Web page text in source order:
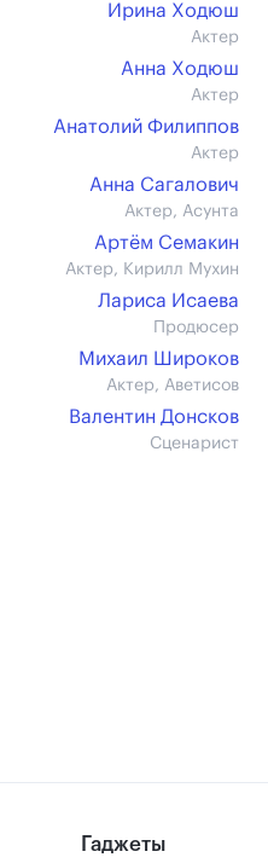
Ирина Ходюш
Актер
Анна Ходюш
Актер
Анатолий Филиппов
Актер
Анна Сагалович
Актер, Асунта
Артём Семакин
Актер, Кирилл Мухин
Лариса Исаева
Продюсер
Михаил Широков
Актер, Аветисов
Валентин Донсков
Сценарист
Гаджеты